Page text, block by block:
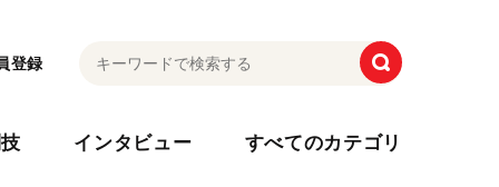
登録
インタビュー すべてのカテゴリ